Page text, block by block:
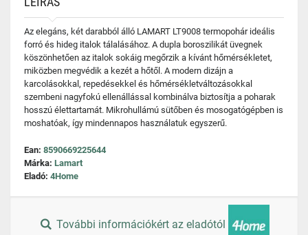
Az elegáns, két darabból álló LAMART LT9008 termopohár ideális
forró és hideg italok tálalásához. A dupla boroszilikát üvegnek
köszönhetően az italok sokáig megőrzik a kívánt hőmérsékletet,
miközben megvédik a kezét a hőtől. A modern dizájn a
karcolásokkal, repedésekkel és hőmérsékletváltozásokkal
szembeni nagyfokú ellenállással kombinálva biztosítja a poharak
hosszú élettartamát. Mikrohullámú sütőben és mosogatógépben is
moshatóak, így mindennapos használatuk egyszerű.
Ean: 8590669225644
Márka: Lamart
Eladó: 4Home
További információkért az eladótól